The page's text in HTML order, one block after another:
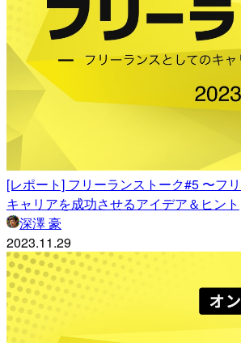
[レポート] フリーランストーク#5 〜フ
キャリアを成功させるアイデア＆ヒント
深澤 豪
2023.11.29